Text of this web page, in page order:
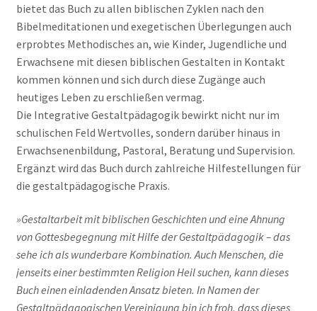
bietet das Buch zu allen biblischen Zyklen nach den
Bibelmeditationen und exegetischen Überlegungen auch
erprobtes Methodisches an, wie Kinder, Jugendliche und
Erwachsene mit diesen biblischen Gestalten in Kontakt
kommen können und sich durch diese Zugänge auch
heutiges Leben zu erschließen vermag.
Die Integrative Gestaltpädagogik bewirkt nicht nur im
schulischen Feld Wertvolles, sondern darüber hinaus in
Erwachsenenbildung, Pastoral, Beratung und Supervision.
Ergänzt wird das Buch durch zahlreiche Hilfestellungen für
die gestaltpädagogische Praxis.
»Gestaltarbeit mit biblischen Geschichten und eine Ahnung
von Gottesbegegnung mit Hilfe der Gestaltpädagogik – das
sehe ich als wunderbare Kombination. Auch Menschen, die
jenseits einer bestimmten Religion Heil suchen, kann dieses
Buch einen einladenden Ansatz bieten. In Namen der
Gestaltpädagogischen Vereinigung bin ich froh, dass dieses